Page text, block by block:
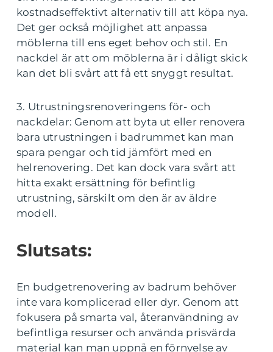
kostnadseffektivt alternativ till att köpa nya.
Det ger också möjlighet att anpassa
möblerna till ens eget behov och stil. En
nackdel är att om möblerna är i dåligt skick
kan det bli svårt att få ett snyggt resultat.
3. Utrustningsrenoveringens för- och
nackdelar: Genom att byta ut eller renovera
bara utrustningen i badrummet kan man
spara pengar och tid jämfört med en
helrenovering. Det kan dock vara svårt att
hitta exakt ersättning för befintlig
utrustning, särskilt om den är av äldre
modell.
Slutsats:
En budgetrenovering av badrum behöver
inte vara komplicerad eller dyr. Genom att
fokusera på smarta val, återanvändning av
befintliga resurser och använda prisvärda
material kan man uppnå en förnyelse av